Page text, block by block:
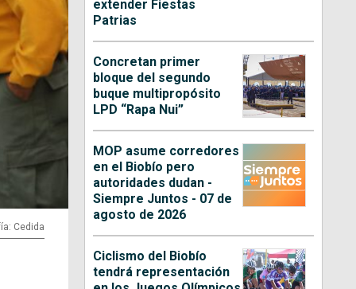
Cedida
extender Fiestas
Patrias
Concretan primer
bloque del segundo
buque multipropósito
LPD “Rapa Nui”
MOP asume corredores
en el Biobío pero
autoridades dudan -
Siempre Juntos - 07 de
agosto de 2026
Ciclismo del Biobío
tendrá representación